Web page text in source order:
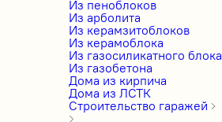
Из пеноблоков
Из арболита
Из керамзитоблоков
Из керамоблока
Из газосиликатного блока
Из газобетона
Дома из кирпича
Дома из ЛСТК
Строительство гаражей